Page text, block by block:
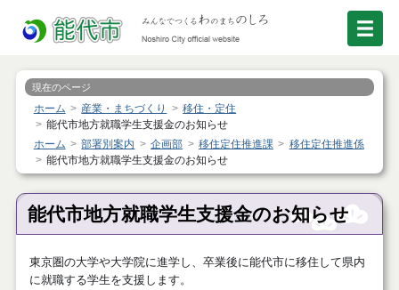
現在のページ
ホーム 産業・まちづくり
移住・定住
能代市地方就職学生支援金のお知らせ
ホーム
部署別案内 企画部 移住定住推進課
移住定住推進係
能代市地方就職学生支援金のお知らせ
能代市地方就職学生支援金のお知らせ
東京圏の大学や大学院に進学し、卒業後に能代市に移住して県内
に就職する学生を支援します。